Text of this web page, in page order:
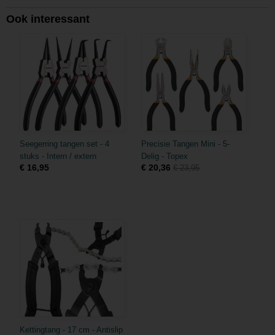
Ook interessant
Seegerring tangen set - 4
stuks - Intern / extern
€ 16,95
Precisie Tangen Mini - 5-
Delig - Topex
€ 20,36 € 23,95
Kettingtang - 17 cm - Antislip